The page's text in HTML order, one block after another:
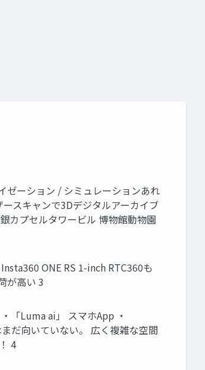
ゼーション / シミュレーションあれ
スキャンで3Dデジタルアーカイブ
カプセルタワービル 博物館動物園
ONE RS 1-inch RTC360も
が高い 3
「Luma ai」 スマホApp ・
だ向いていない。 広く複雑な空間
4